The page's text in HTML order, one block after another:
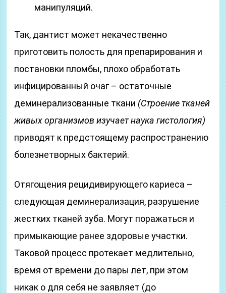
манипуляций.
Так, дантист может некачественно
приготовить полость для препарирования и
постановки пломбы, плохо обработать
инфицированный очаг – остаточные
деминерализованные ткани (Строение тканей
живых организмов изучает наука гистология)
приводят к предстоящему распространению
болезнетворных бактерий.
Отягощения рецидивирующего кариеса –
следующая деминерализация, разрушение
жестких тканей зуба. Могут поражаться и
примыкающие ранее здоровые участки.
Таковой процесс протекает медлительно,
время от времени до пары лет, при этом
никак о для себя не заявляет (до